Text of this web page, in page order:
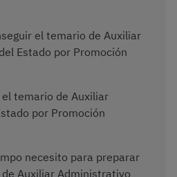
el temario de Auxiliar
Estado por Promoción
temario de Auxiliar
por Promoción
necesito para preparar
Auxiliar Administrativo